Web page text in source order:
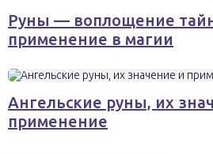
Руны — воплощение
применение в магии
Ангельские руны, их
применение